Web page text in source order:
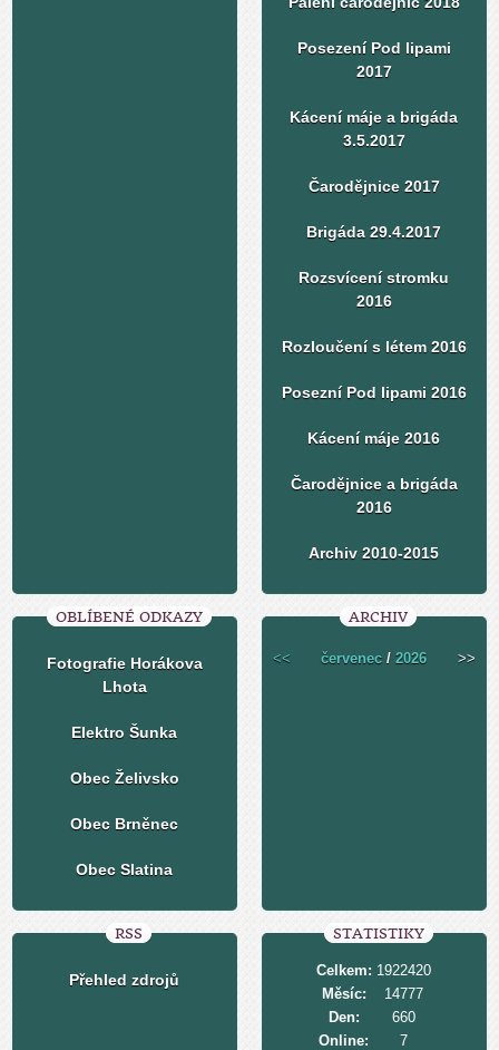
Posezení Pod lipami
2017
Kácení máje a brigáda
3.5.2017
Čarodějnice 2017
Brigáda 29.4.2017
Rozsvícení stromku
2016
Rozloučení s létem 2016
Posezní Pod lipami 2016
Kácení máje 2016
Čarodějnice a brigáda
2016
Archiv 2010-2015
OBLÍBENÉ ODKAZY
Fotografie Horákova
Lhota
Elektro Šunka
Obec Želivsko
Obec Brněnec
Obec Slatina
ARCHIV
<< červenec /2026 >>
RSS
Přehled zdrojů
STATISTIKY
Online: 7
Celkem: 1922420
Měsíc:
14777
Den:
660